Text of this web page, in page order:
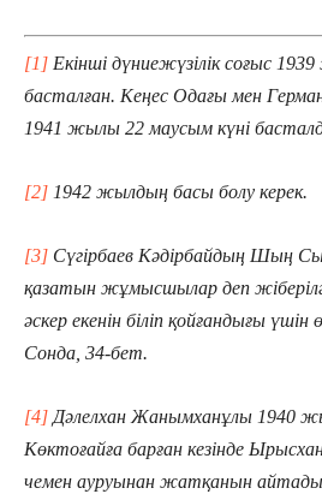
[1] Екінші дүниежүзілік соғыс
басталған. Кеңес Одағы мен
1941 жылы 22 маусым күні
[2] 1942 жылдың басы болу керек.
[3] Сүгірбаев Кәдірбайдың Шың
қазатын жұмысшылар деп
әскер екенін біліп қойғандығы үшін
Сонда, 34-бет.
[4] Дәлелхан Жанымханұлы 1940
Көктоғайға барған кезінде
чемен ауруынан жатқанын